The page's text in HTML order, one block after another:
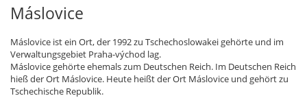
Máslovice
Máslovice ist ein Ort, der 1992 zu Tschechoslowakei gehörte und im
Verwaltungsgebiet Praha-východ lag.
Máslovice gehörte ehemals zum Deutschen Reich. Im Deutschen Reich
hieß der Ort Máslovice. Heute heißt der Ort Máslovice und gehört zu
Tschechische Republik.